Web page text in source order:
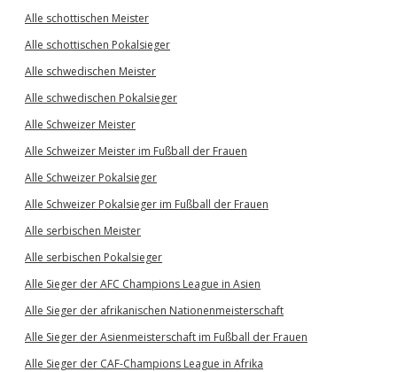
Alle schottischen Meister
Alle schottischen Pokalsieger
Alle schwedischen Meister
Alle schwedischen Pokalsieger
Alle Schweizer Meister
Alle Schweizer Meister im Fußball der Frauen
Alle Schweizer Pokalsieger
Alle Schweizer Pokalsieger im Fußball der Frauen
Alle serbischen Meister
Alle serbischen Pokalsieger
Alle Sieger der AFC Champions League in Asien
Alle Sieger der afrikanischen Nationenmeisterschaft
Alle Sieger der Asienmeisterschaft im Fußball der Frauen
Alle Sieger der CAF-Champions League in Afrika